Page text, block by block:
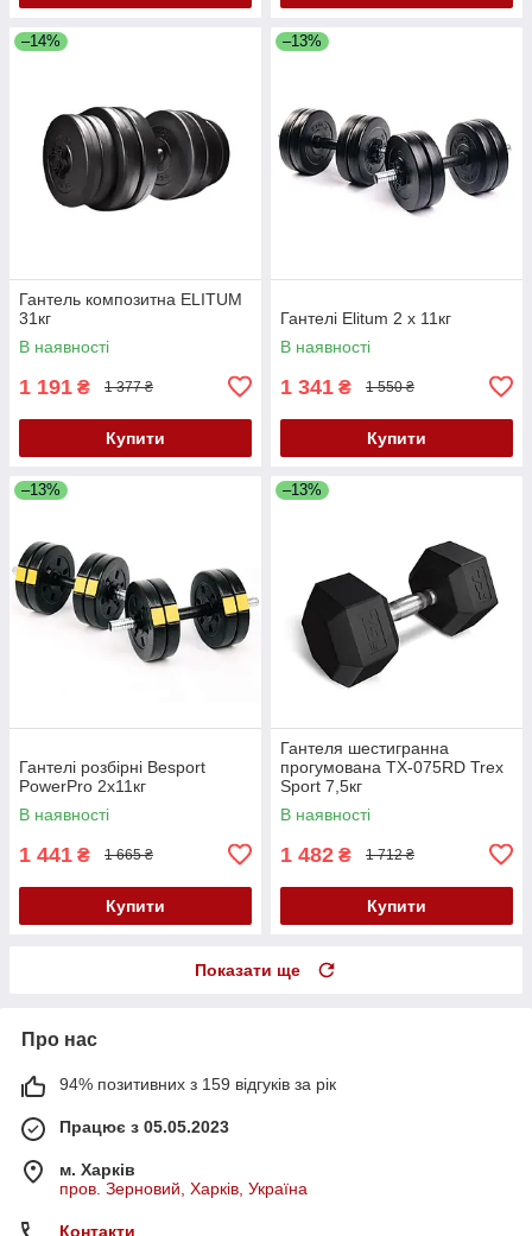
–14%
Гантель композитна ELITUM
31кг
В наявності
1 191 ₴ 1 377 ₴
Купити
–13%
Гантелі Elitum 2 х 11кг
В наявності
1 341 ₴ 1 550 ₴
Купити
–13%
Гантелі розбірні Besport
PowerPro 2х11кг
В наявності
1 441 ₴ 1 665 ₴
Купити
–13%
Гантеля шестигранна
прогумована TX-075RD Trex
Sport 7,5кг
В наявності
1 482 ₴ 1 712 ₴
Купити
Показати ще
Про нас
94% позитивних з 159 відгуків за рік
Працює з 05.05.2023
м. Харків
пров. Зерновий, Харків, Україна
Контакти